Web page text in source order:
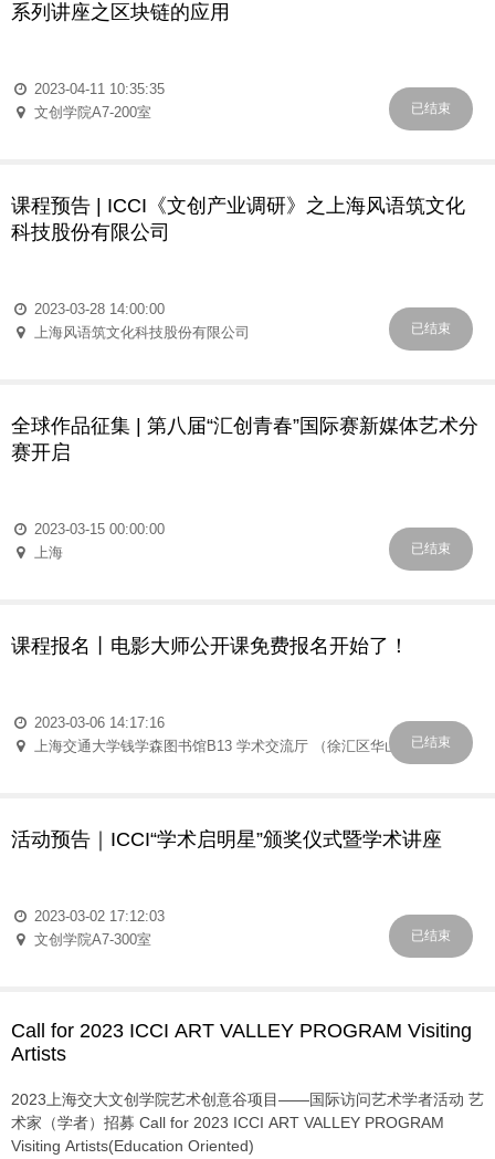
系列讲座之区块链的应用
2023-04-11 10:35:35
文创学院A7-200室
已结束
课程预告 | ICCI《文创产业调研》之上海风语筑文化
科技股份有限公司
2023-03-28 14:00:00
上海风语筑文化科技股份有限公司
已结束
全球作品征集 | 第八届“汇创青春”国际赛新媒体艺术分
赛开启
2023-03-15 00:00:00
上海
已结束
课程报名丨电影大师公开课免费报名开始了！
2023-03-06 14:17:16
上海交通大学钱学森图书馆B13 学术交流厅 （徐汇区华山路1800号）
已结束
活动预告｜ICCI“学术启明星”颁奖仪式暨学术讲座
2023-03-02 17:12:03
文创学院A7-300室
已结束
Call for 2023 ICCI ART VALLEY PROGRAM Visiting
Artists
2023上海交大文创学院艺术创意谷项目——国际访问艺术学者活动 艺
术家（学者）招募 Call for 2023 ICCI ART VALLEY PROGRAM
Visiting Artists(Education Oriented)